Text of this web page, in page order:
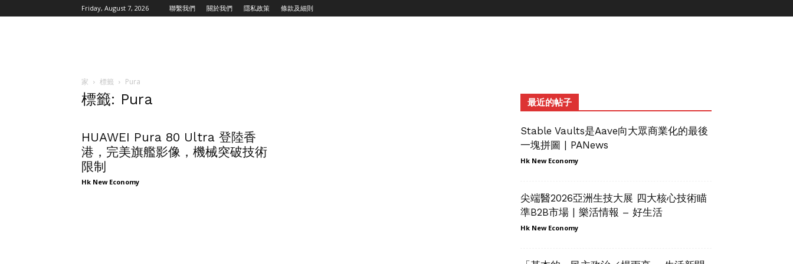
Friday, August 7, 2026 聯繫我們 關於我們 隱私政策 條款及細則
家 標籤 Pura
標籤: Pura
HUAWEI Pura 80 Ultra 登陸香
港，完美旗艦影像，機械突破技術
限制
Hk New Economy
最近的帖子
Stable Vaults是Aave向大眾商業化的最後
一塊拼圖 | PANews
Hk New Economy
尖端醫2026亞洲生技大展 四大核心技術瞄
準B2B市場 | 樂活情報 – 好生活
Hk New Economy